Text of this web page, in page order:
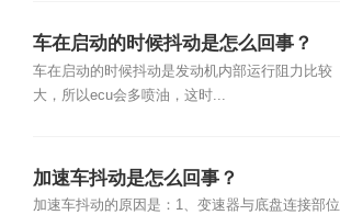
车在启动的时候抖动是怎么回事？
车在启动的时候抖动是发动机内部运行阻力比较
大，所以ecu会多喷油，这时...
加速车抖动是怎么回事？
加速车抖动的原因是：1、变速器与底盘连接部位